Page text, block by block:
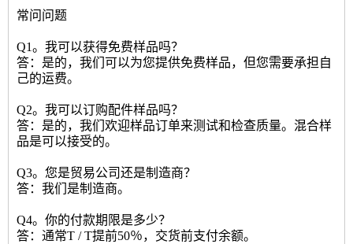
常问问题
Q1。我可以获得免费样品吗？
答：是的，我们可以为您提供免费样品，但您需要承担自
己的运费。
Q2。我可以订购配件样品吗？
答：是的，我们欢迎样品订单来测试和检查质量。混合样
品是可以接受的。
Q3。您是贸易公司还是制造商？
答：我们是制造商。
Q4。你的付款期限是多少？
答：通常T / T提前50％，交货前支付余额。